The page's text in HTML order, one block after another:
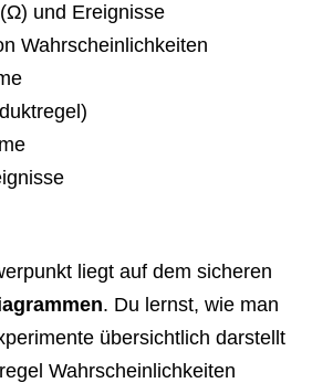
und Ereignisse
Wahrscheinlichkeiten
liegt auf dem sicheren
. Du lernst, wie man
übersichtlich darstellt
Wahrscheinlichkeiten